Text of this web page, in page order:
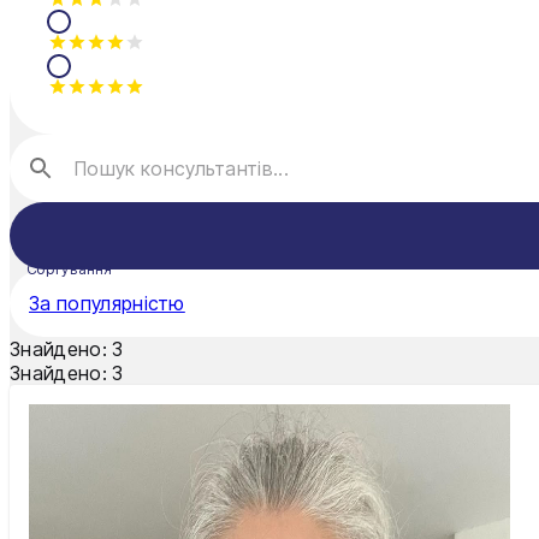
Сортування
За популярністю
Знайдено: 3
Знайдено: 3